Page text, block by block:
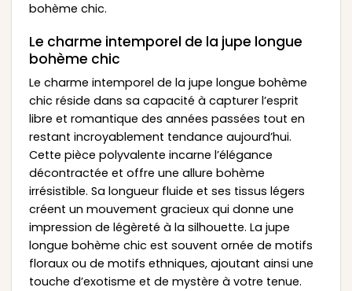
bohème chic.
Le charme intemporel de la jupe longue
bohème chic
Le charme intemporel de la jupe longue bohème
chic réside dans sa capacité à capturer l’esprit
libre et romantique des années passées tout en
restant incroyablement tendance aujourd’hui.
Cette pièce polyvalente incarne l’élégance
décontractée et offre une allure bohème
irrésistible. Sa longueur fluide et ses tissus légers
créent un mouvement gracieux qui donne une
impression de légèreté à la silhouette. La jupe
longue bohème chic est souvent ornée de motifs
floraux ou de motifs ethniques, ajoutant ainsi une
touche d’exotisme et de mystère à votre tenue.